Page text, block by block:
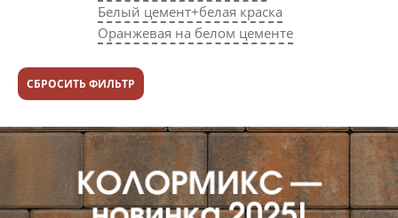
Белый цемент+белая краска
Оранжевая на белом цементе
СБРОСИТЬ ФИЛЬТР